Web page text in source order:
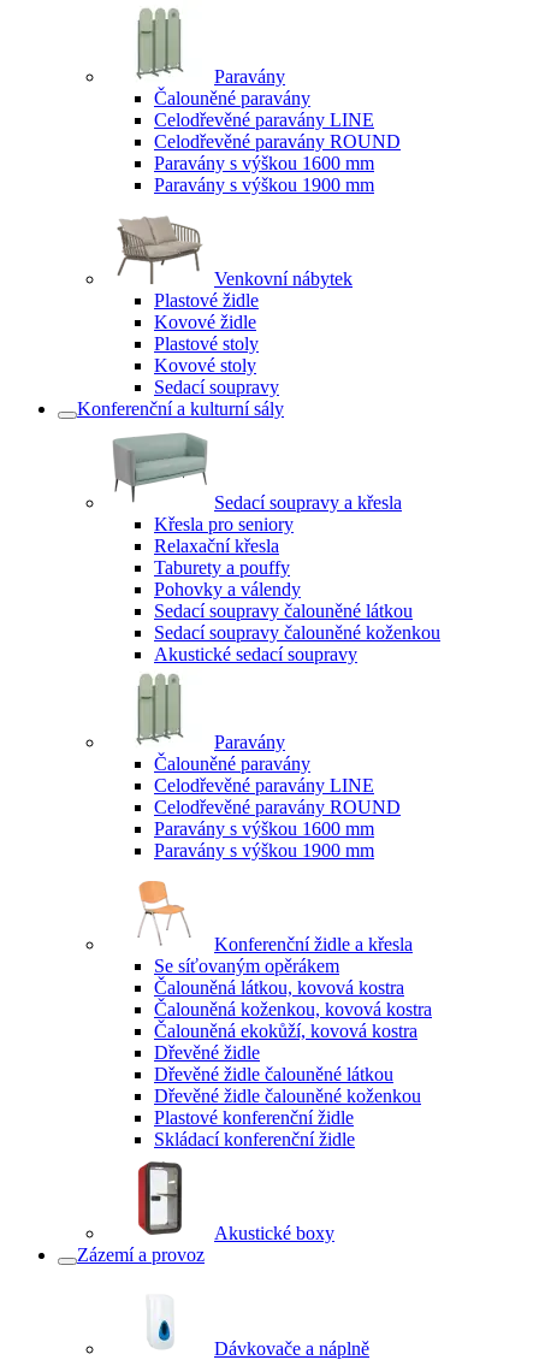
Paravány
Čalouněné paravány
Celodřevěné paravány LINE
Celodřevěné paravány ROUND
Paravány s výškou 1600 mm
Paravány s výškou 1900 mm
Venkovní nábytek
Plastové židle
Kovové židle
Plastové stoly
Kovové stoly
Sedací soupravy
Konferenční a kulturní sály
Sedací soupravy a křesla
Křesla pro seniory
Relaxační křesla
Taburety a pouffy
Pohovky a válendy
Sedací soupravy čalouněné látkou
Sedací soupravy čalouněné koženkou
Akustické sedací soupravy
Paravány
Čalouněné paravány
Celodřevěné paravány LINE
Celodřevěné paravány ROUND
Paravány s výškou 1600 mm
Paravány s výškou 1900 mm
Konferenční židle a křesla
Se síťovaným opěrákem
Čalouněná látkou, kovová kostra
Čalouněná koženkou, kovová kostra
Čalouněná ekokůží, kovová kostra
Dřevěné židle
Dřevěné židle čalouněné látkou
Dřevěné židle čalouněné koženkou
Plastové konferenční židle
Skládací konferenční židle
Akustické boxy
Zázemí a provoz
Dávkovače a náplně